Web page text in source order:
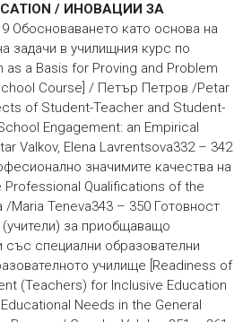
/ ИНОВАЦИИ ЗА
Обосноваването като основа на
задачи в училищния курс по
a Basis for Proving and Problem
Course] / Петър Петров /Petar
of Student-Teacher and Student-
Engagement: an Empirical
Valkov, Elena Lavrentsova332 – 342
значимите качества на
Professional Qualifications of the
Teneva343 – 350 Готовност
за приобщаващо
със специални образователни
училище [Readiness of
(Teachers) for Inclusive Education
Needs in the General